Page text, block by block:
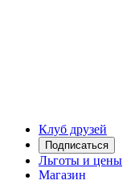
Клуб друзей
Подписаться
Льготы и цены
Магазин